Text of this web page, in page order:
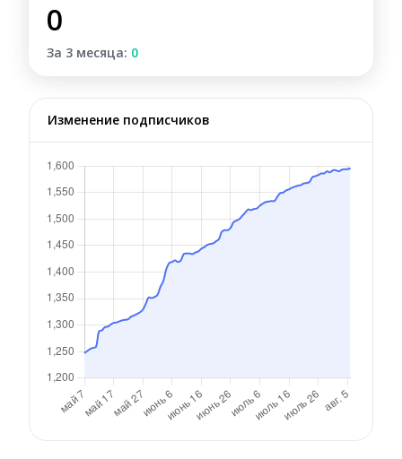
0
За 3 месяца: 0
Изменение подписчиков